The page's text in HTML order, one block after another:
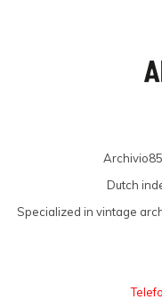
Archivio85
Dutch
Specialized in vintage